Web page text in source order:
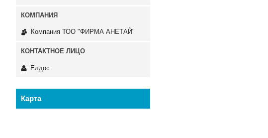
Компания ТОО "ФИРМА АНЕТАЙ"
Елдос
Карта